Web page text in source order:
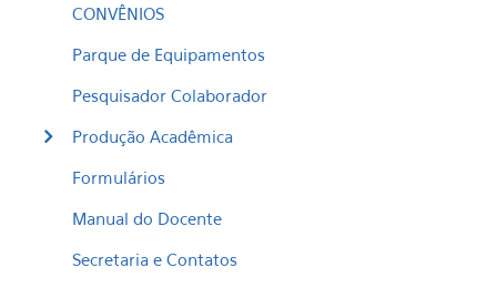
CONVÊNIOS
Parque de Equipamentos
Pesquisador Colaborador
Produção Acadêmica
Formulários
Manual do Docente
Secretaria e Contatos